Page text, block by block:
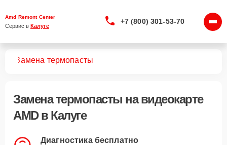
Amd Remont Center
Сервис в Калуге
+7 (800) 301-53-70
Замена термопасты
Замена термопасты на видеокарте
AMD в Калуге
Диагностика бесплатно